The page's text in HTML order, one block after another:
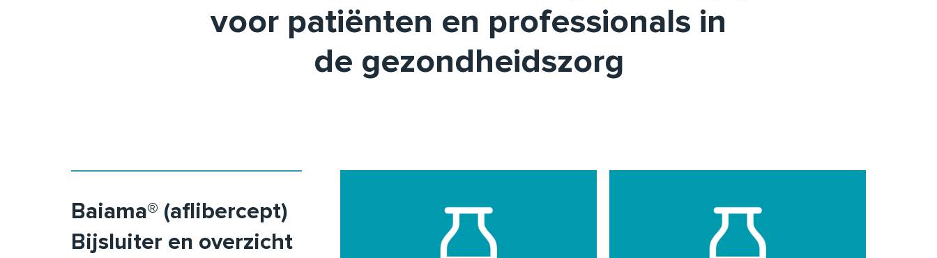
voor patiënten en professionals in
de gezondheidszorg
Baiama® (aflibercept)
Bijsluiter en overzicht